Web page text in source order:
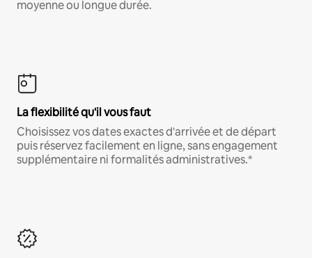
moyenne ou longue durée.
La flexibilité qu'il vous faut
Choisissez vos dates exactes d'arrivée et de départ
puis réservez facilement en ligne, sans engagement
supplémentaire ni formalités administratives.*